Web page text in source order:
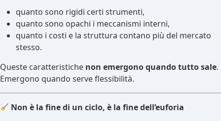
quanto sono rigidi certi strumenti,
quanto sono opachi i meccanismi interni,
quanto i costi e la struttura contano più del mercato
stesso.
Queste caratteristiche non emergono quando tutto sale.
Emergono quando serve flessibilità.
Non è la fine di un ciclo, è la fine dell’euforia